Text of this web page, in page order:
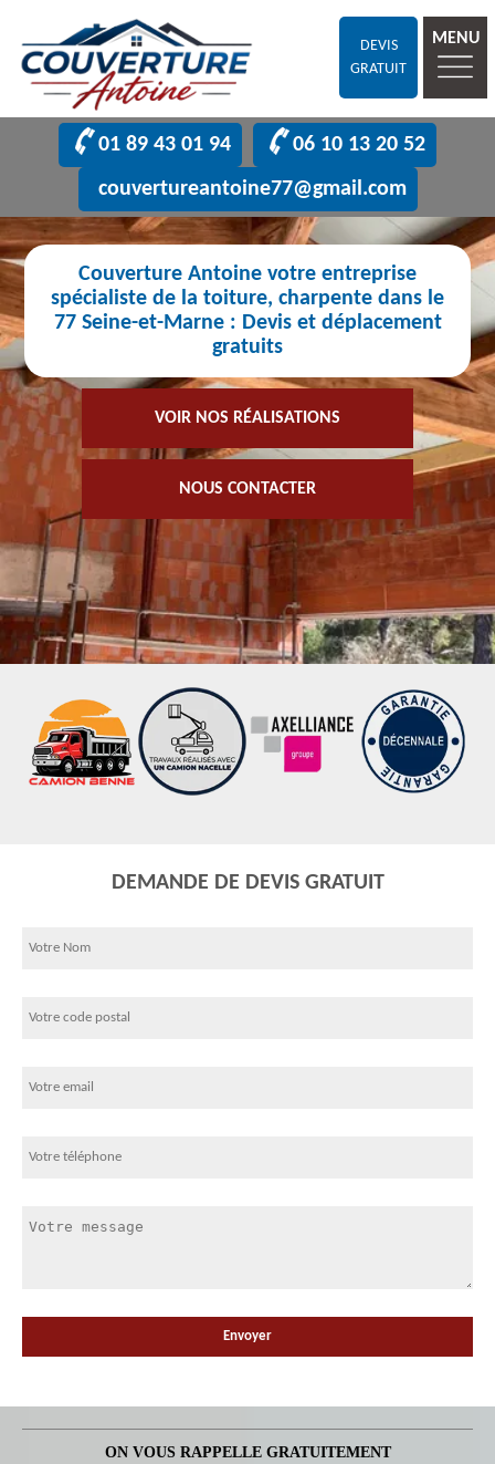
DEVIS
GRATUIT
MENU
01 89 43 01 94
06 10 13 20 52
couvertureantoine77@gmail.com
Couverture Antoine votre entreprise
spécialiste de la toiture, charpente dans le
77 Seine-et-Marne : Devis et déplacement
gratuits
VOIR NOS RÉALISATIONS
NOUS CONTACTER
DEMANDE DE DEVIS GRATUIT
ON VOUS RAPPELLE GRATUITEMENT